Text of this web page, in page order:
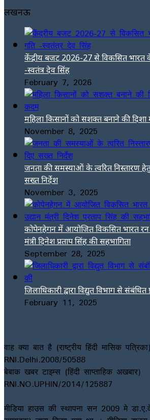
लखनऊ
केंद्रीय बजट 2026-27 से विकसित
-स्वतंत्र देव सिंह
February 7, 2026
महिला किसानों को सशक्त बनाने की
November 8, 2025
जनता की समस्याओं के त्वरित निस्तारण
सख्त निर्देश
November 3, 2025
कोपेनहेगन में आयोजित विकसित भारत रन
मंत्री दिनेश प्रताप सिंह की सहभागिता
September 28, 2025
जिलाधिकारी द्वारा विद्युत विभाग से
February 11, 2025
वाह क्या बात है (राष्ट्रीय हिंदी मासिक पत्रिका)
RNI.Delhi.2008/50588
बेबाक खबर टाइम्स (हिंदी साप्ताहिक अखबार)
RNI.NO.UPHIN/2014/125887
मीडिया हाउस की स्थापना सन 2009 मे